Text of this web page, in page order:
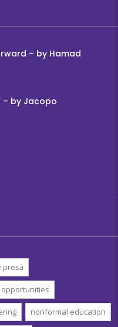
– by Hamad
– by Jacopo
presă
nonformal education